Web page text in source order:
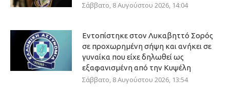
Σάββατο, 8 Αυγούστου 2026, 14:04
Εντοπίστηκε στον Λυκαβηττό Σορός
σε προχωρημένη σήψη και ανήκει σε
γυναίκα που είχε δηλωθεί ως
εξαφανισμένη από την Κυψέλη
Σάββατο, 8 Αυγούστου 2026, 13:54